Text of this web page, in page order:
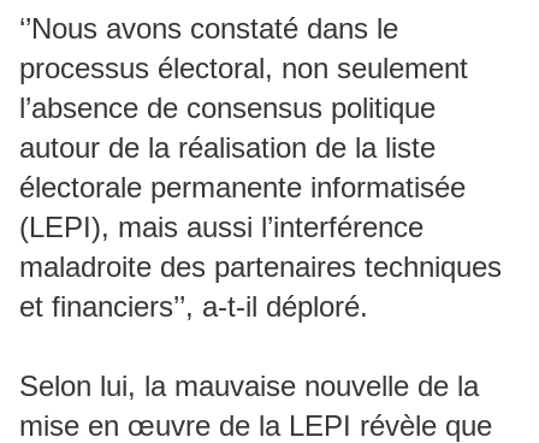
‘’Nous avons constaté dans le
processus électoral, non seulement
l’absence de consensus politique
autour de la réalisation de la liste
électorale permanente informatisée
(LEPI), mais aussi l’interférence
maladroite des partenaires techniques
et financiers’’, a-t-il déploré.
Selon lui, la mauvaise nouvelle de la
mise en œuvre de la LEPI révèle que